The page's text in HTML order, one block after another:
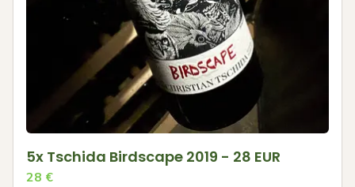
5x Tschida Birdscape 2019 - 28 EUR
28 €